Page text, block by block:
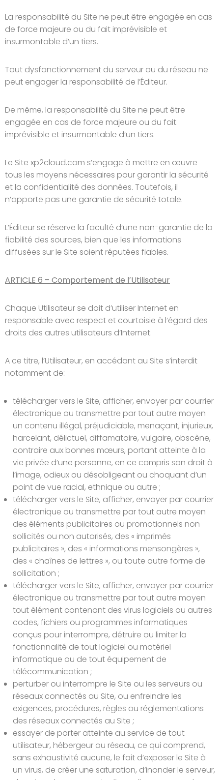
La responsabilité du Site ne peut être engagée en cas
de force majeure ou du fait imprévisible et
insurmontable d’un tiers.
Tout dysfonctionnement du serveur ou du réseau ne
peut engager la responsabilité de l’Éditeur.
De même, la responsabilité du Site ne peut être
engagée en cas de force majeure ou du fait
imprévisible et insurmontable d’un tiers.
Le Site xp2cloud.com s’engage à mettre en œuvre
tous les moyens nécessaires pour garantir la sécurité
et la confidentialité des données. Toutefois, il
n’apporte pas une garantie de sécurité totale.
L’Éditeur se réserve la faculté d’une non-garantie de la
fiabilité des sources, bien que les informations
diffusées sur le Site soient réputées fiables.
ARTICLE 6 – Comportement de l’Utilisateur
Chaque Utilisateur se doit d’utiliser Internet en
responsable avec respect et courtoisie à l’égard des
droits des autres utilisateurs d’Internet.
A ce titre, l’Utilisateur, en accédant au Site s’interdit
notamment de:
télécharger vers le Site, afficher, envoyer par courrier
électronique ou transmettre par tout autre moyen
un contenu illégal, préjudiciable, menaçant, injurieux,
harcelant, délictuel, diffamatoire, vulgaire, obscène,
contraire aux bonnes mœurs, portant atteinte à la
vie privée d’une personne, en ce compris son droit à
l’image, odieux ou désobligeant ou choquant d’un
point de vue racial, ethnique ou autre ;
télécharger vers le Site, afficher, envoyer par courrier
électronique ou transmettre par tout autre moyen
des éléments publicitaires ou promotionnels non
sollicités ou non autorisés, des « imprimés
publicitaires », des « informations mensongères »,
des « chaînes de lettres », ou toute autre forme de
sollicitation ;
télécharger vers le Site, afficher, envoyer par courrier
électronique ou transmettre par tout autre moyen
tout élément contenant des virus logiciels ou autres
codes, fichiers ou programmes informatiques
conçus pour interrompre, détruire ou limiter la
fonctionnalité de tout logiciel ou matériel
informatique ou de tout équipement de
télécommunication ;
perturber ou interrompre le Site ou les serveurs ou
réseaux connectés au Site, ou enfreindre les
exigences, procédures, règles ou réglementations
des réseaux connectés au Site ;
essayer de porter atteinte au service de tout
utilisateur, hébergeur ou réseau, ce qui comprend,
sans exhaustivité aucune, le fait d’exposer le Site à
un virus, de créer une saturation, d’inonder le serveur,